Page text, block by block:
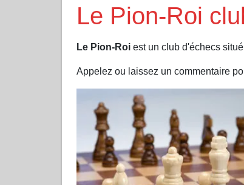
Le Pion-Roi
Le Pion-Roi est un club d'échecs
Appelez ou laissez un commentaire